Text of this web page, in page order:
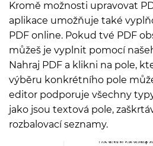
Kromě možnosti upravovat
aplikace umožňuje také
PDF online. Pokud tvé PDF
můžeš je vyplnit pomocí
Nahraj PDF a klikni na pole,
výběru konkrétního pole
editor podporuje všechny
jako jsou textová pole,
rozbalovací seznamy.